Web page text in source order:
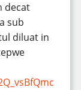
decat
sub
diluat in